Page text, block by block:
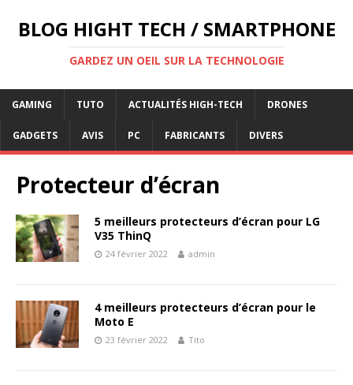
BLOG HIGHT TECH / SMARTPHONE
GARDEZ UN OEIL SUR LA TECHNOLOGIE
GAMING TUTO ACTUALITÉS HIGH-TECH DRONES
GADGETS AVIS PC FABRICANTS DIVERS
Protecteur d’écran
5 meilleurs protecteurs d’écran pour LG
V35 ThinQ
24 février 2022 admin
4 meilleurs protecteurs d’écran pour le
Moto E
23 février 2022 Tito